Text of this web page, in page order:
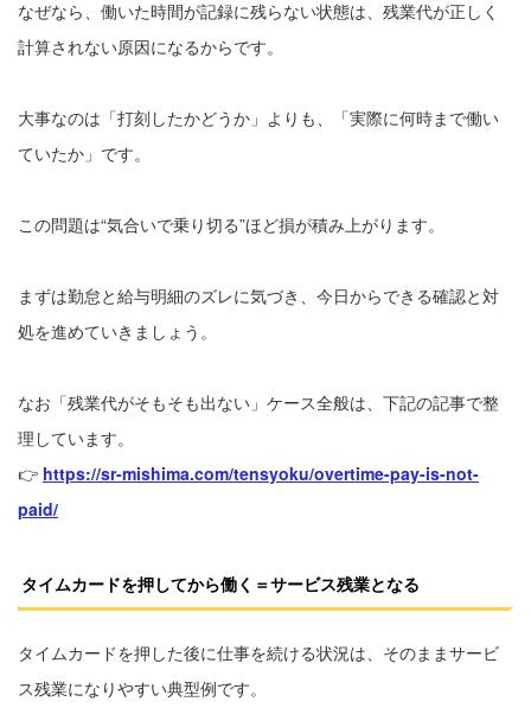
なぜなら、働いた時間が記録に残らない状態は、残業代が正しく
計算されない原因になるからです。
大事なのは「打刻したかどうか」よりも、「実際に何時まで働い
ていたか」です。
この問題は“気合いで乗り切る”ほど損が積み上がります。
まずは勤怠と給与明細のズレに気づき、今日からできる確認と対
処を進めていきましょう。
なお「残業代がそもそも出ない」ケース全般は、下記の記事で整
理しています。
👉 https://sr-mishima.com/tensyoku/overtime-pay-is-not-
paid/
タイムカードを押してから働く＝サービス残業となる
タイムカードを押した後に仕事を続ける状況は、そのままサービ
ス残業になりやすい典型例です。